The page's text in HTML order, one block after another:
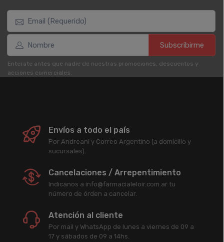
Subscribirme
Enterate antes que nadie de nuestras promociones, descuentos y
acciones comerciales.
Envíos a todo el país
Por Andreani y Correo Argentino (a domicilio y
sucursales).
Cancelaciones / Arrepentimiento
Indicanos a info@farmacialeloir.com.ar tu
número de órden a cancelar.
Atención al cliente
Por mail y WhatsApp de lunes a viernes de 09 a
17 y sábados de 09 a 14hs.